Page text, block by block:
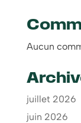
Aucun
juillet 2026
juin 2026